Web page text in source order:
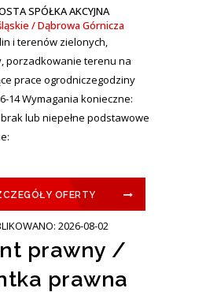
SPÓŁKA AKCYJNA
/ Dąbrowa Górnicza
i terenów zielonych,
porzadkowanie terenu na
prace ogrodniczegodziny
14 Wymagania konieczne:
lub niepełne podstawowe
OFERTY
2026-08-02
prawny /
prawna